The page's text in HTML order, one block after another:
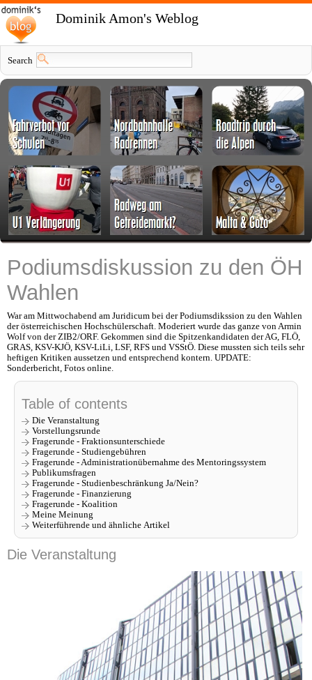
Dominik Amon's Weblog
Search
Podiumsdiskussion zu den ÖH
Wahlen
War am Mittwochabend am Juridicum bei der Podiumsdikssion zu den Wahlen
der österreichischen Hochschülerschaft. Moderiert wurde das ganze von Armin
Wolf von der ZIB2/ORF. Gekommen sind die Spitzenkandidaten der AG, FLÖ,
GRAS, KSV-KJÖ, KSV-LiLi, LSF, RFS und VSStÖ. Diese mussten sich teils sehr
heftigen Kritiken aussetzen und entsprechend kontern. UPDATE:
Sonderbericht, Fotos online.
Table of contents
Die Veranstaltung
Vorstellungsrunde
Fragerunde - Fraktionsunterschiede
Fragerunde - Studiengebühren
Fragerunde - Administrationübernahme des Mentoringssystem
Publikumsfragen
Fragerunde - Studienbeschränkung Ja/Nein?
Fragerunde - Finanzierung
Fragerunde - Koalition
Meine Meinung
Weiterführende und ähnliche Artikel
Die Veranstaltung